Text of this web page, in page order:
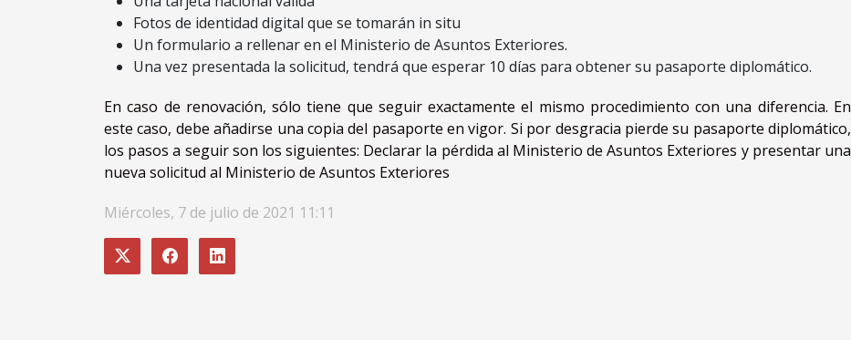
Fotos de identidad digital que se tomarán in situ
Un formulario a rellenar en el Ministerio de Asuntos Exteriores.
Una vez presentada la solicitud, tendrá que esperar 10 días para obtener su pasaporte diplomático.
En caso de renovación, sólo tiene que seguir exactamente el mismo procedimiento con una diferencia. En
este caso, debe añadirse una copia del pasaporte en vigor. Si por desgracia pierde su pasaporte diplomático,
los pasos a seguir son los siguientes: Declarar la pérdida al Ministerio de Asuntos Exteriores y presentar una
nueva solicitud al Ministerio de Asuntos Exteriores
Miércoles, 7 de julio de 2021 11:11